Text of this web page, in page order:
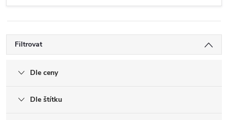
Filtrovat
Dle ceny
Dle štítku